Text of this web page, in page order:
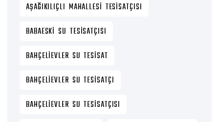
AŞAĞIKILIÇLI MAHALLESI TESISATÇISI
BABAESKI SU TESISATÇISI
BAHÇELIEVLER SU TESISAT
BAHÇELIEVLER SU TESISATÇI
BAHÇELIEVLER SU TESISATÇISI